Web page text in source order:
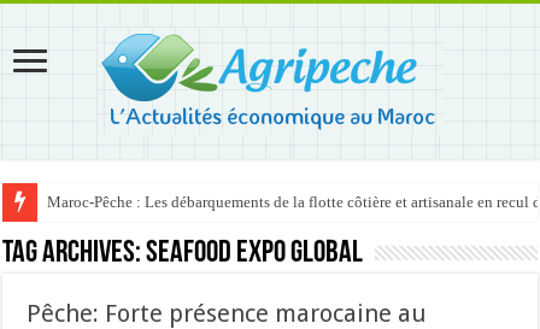
Maroc-Pêche : Les débarquements de la flotte côtière et artisanale en recul
Tag Archives:Seafood Expo Global
Pêche: Forte présence marocaine au